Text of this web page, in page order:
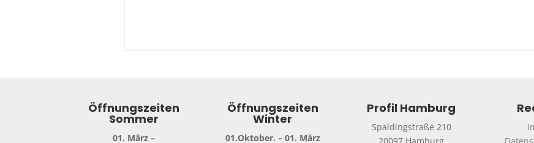
Öffnungszeiten
Sommer
01. März –
Öffnungszeiten
Winter
01.Oktober. – 01. März
Profil Hamburg
Spaldingstraße 210
20097 Hamburg